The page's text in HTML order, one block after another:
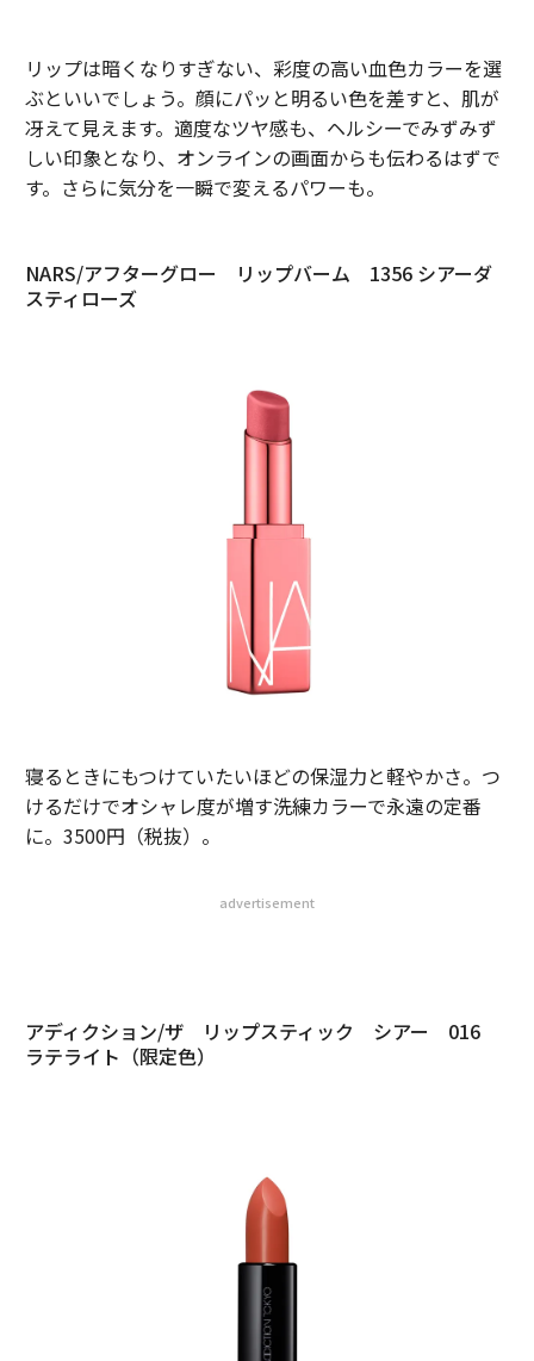
リップは暗くなりすぎない、彩度の高い血色カラーを選
ぶといいでしょう。顔にパッと明るい色を差すと、肌が
冴えて見えます。適度なツヤ感も、ヘルシーでみずみず
しい印象となり、オンラインの画面からも伝わるはずで
す。さらに気分を一瞬で変えるパワーも。
NARS/アフターグロー リップバーム 1356 シアーダ
スティローズ
寝るときにもつけていたいほどの保湿力と軽やかさ。つ
けるだけでオシャレ度が増す洗練カラーで永遠の定番
に。3500円（税抜）。
advertisement
アディクション/ザ リップスティック シアー 016
ラテライト（限定色）